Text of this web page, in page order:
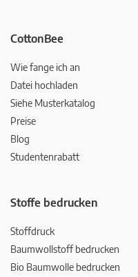
CottonBee
Wie fange ich an
Datei hochladen
Siehe Musterkatalog
Preise
Blog
Studentenrabatt
Stoffe bedrucken
Stoffdruck
Baumwollstoff bedrucken
Bio Baumwolle bedrucken